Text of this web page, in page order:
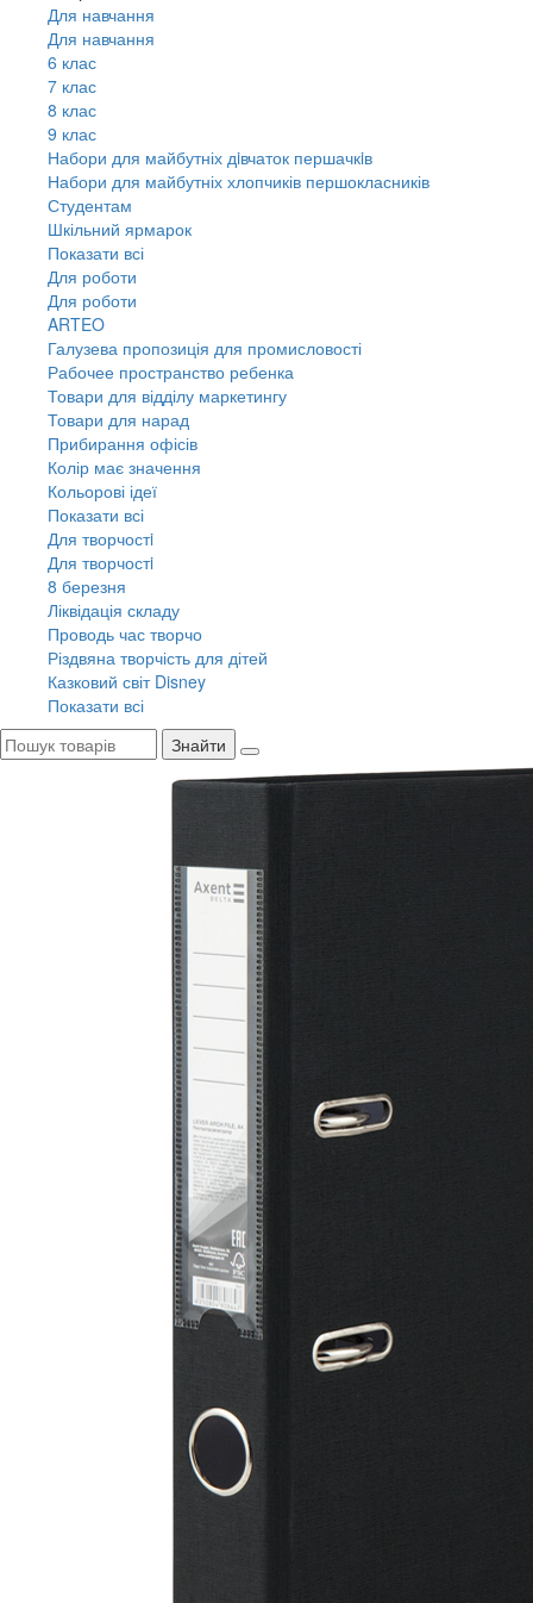
Для навчання
Для навчання
6 клас
7 клас
8 клас
9 клас
Набори для майбутніх дiвчаток першачкiв
Набори для майбутніх хлопчиків першокласників
Студентам
Шкільний ярмарок
Показати всі
Для роботи
Для роботи
ARTEO
Галузева пропозиція для промисловості
Рабочее пространство ребенка
Товари для відділу маркетингу
Товари для нарад
Прибирання офісів
Колір має значення
Кольорові ідеї
Показати всі
Для творчостi
Для творчостi
8 березня
Ліквідація складу
Проводь час творчо
Різдвяна творчість для дітей
Казковий світ Disney
Показати всі
Знайти